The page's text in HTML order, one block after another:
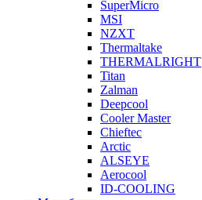
SuperMicro
MSI
NZXT
Thermaltake
THERMALRIGHT
Titan
Zalman
Deepcool
Cooler Master
Chieftec
Arctic
ALSEYE
Aerocool
ID-COOLING